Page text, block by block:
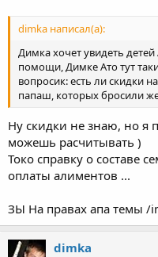
dimka написал(а):
Димка хочет увидеть
помощи, Димке Ато тут
вопросик: есть ли скидки
папаш, которых бросили
Ну скидки не знаю, но я
можешь расчитывать )
Токо справку о составе
оплаты алиментов ...
ЗЫ На правах апа темы /
dimka